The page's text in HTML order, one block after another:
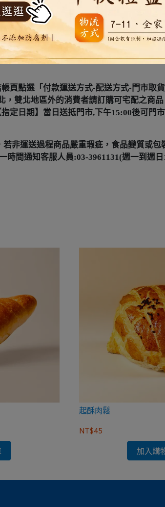
、堅果類，含麩質之穀物及其製品，不適合其
射處，以致影響產品品質。
物保險產品責任保險，保險期間內最高賠償
者外，雙方同意以台灣台北地方法院為第一
頁點選「付款運送方式-配送方式-門市取
，雙北地區外的消費者請訂購可宅配之商
定日期】當日送抵門市,下午15:00後可門市
非運送過程商品嚴重瑕疵，食品變質或
間通知客服人員:03-3961131(週一到週
起酥肉鬆
NT$45
加入購